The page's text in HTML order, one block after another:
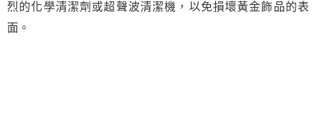
烈的化學清潔劑或超聲波清潔機，以免損壞黃金飾品的表
面。